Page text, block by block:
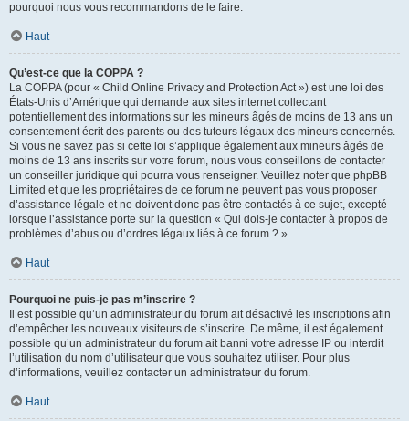
pourquoi nous vous recommandons de le faire.
Haut
Qu’est-ce que la COPPA ?
La COPPA (pour « Child Online Privacy and Protection Act ») est une loi des
États-Unis d’Amérique qui demande aux sites internet collectant
potentiellement des informations sur les mineurs âgés de moins de 13 ans un
consentement écrit des parents ou des tuteurs légaux des mineurs concernés.
Si vous ne savez pas si cette loi s’applique également aux mineurs âgés de
moins de 13 ans inscrits sur votre forum, nous vous conseillons de contacter
un conseiller juridique qui pourra vous renseigner. Veuillez noter que phpBB
Limited et que les propriétaires de ce forum ne peuvent pas vous proposer
d’assistance légale et ne doivent donc pas être contactés à ce sujet, excepté
lorsque l’assistance porte sur la question « Qui dois-je contacter à propos de
problèmes d’abus ou d’ordres légaux liés à ce forum ? ».
Haut
Pourquoi ne puis-je pas m’inscrire ?
Il est possible qu’un administrateur du forum ait désactivé les inscriptions afin
d’empêcher les nouveaux visiteurs de s’inscrire. De même, il est également
possible qu’un administrateur du forum ait banni votre adresse IP ou interdit
l’utilisation du nom d’utilisateur que vous souhaitez utiliser. Pour plus
d’informations, veuillez contacter un administrateur du forum.
Haut